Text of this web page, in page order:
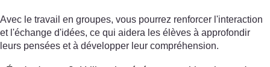
Avec le travail en groupes, vous pourrez renforcer l'interaction
et l'échange d'idées, ce qui aidera les élèves à approfondir
leurs pensées et à développer leur compréhension.